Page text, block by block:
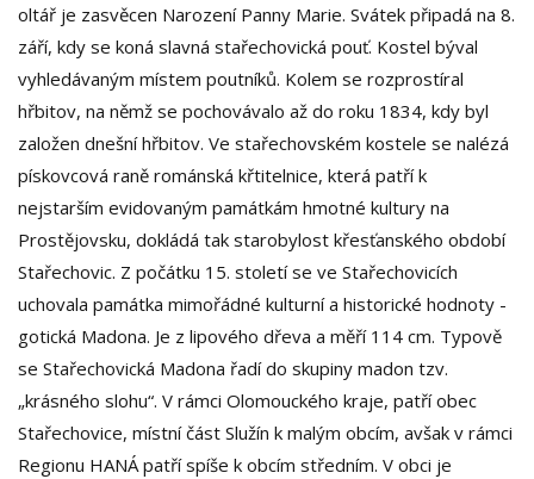
oltář je zasvěcen Narození Panny Marie. Svátek připadá na 8.
září, kdy se koná slavná stařechovická pouť. Kostel býval
vyhledávaným místem poutníků. Kolem se rozprostíral
hřbitov, na němž se pochovávalo až do roku 1834, kdy byl
založen dnešní hřbitov. Ve stařechovském kostele se nalézá
pískovcová raně románská křtitelnice, která patří k
nejstarším evidovaným památkám hmotné kultury na
Prostějovsku, dokládá tak starobylost křesťanského období
Stařechovic. Z počátku 15. století se ve Stařechovicích
uchovala památka mimořádné kulturní a historické hodnoty -
gotická Madona. Je z lipového dřeva a měří 114 cm. Typově
se Stařechovická Madona řadí do skupiny madon tzv.
„krásného slohu“. V rámci Olomouckého kraje, patří obec
Stařechovice, místní část Služín k malým obcím, avšak v rámci
Regionu HANÁ patří spíše k obcím středním. V obci je